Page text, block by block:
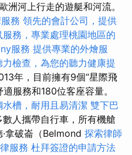
洲河上行走的遊艇和河流。
務 領先的會計公司，提供
服務，專業處理桃園地區的
服務 提供專業的外燴服
力檢查，為您的聽力健康提
年，目前擁有9個“星際飛
服務和180位客座容量。
槽，耐用且易清潔 雙下巴
數人攜帶自行車，所有機艙
拿破崙（Belmond 探索律師
服務 杜拜簽證的申請方法